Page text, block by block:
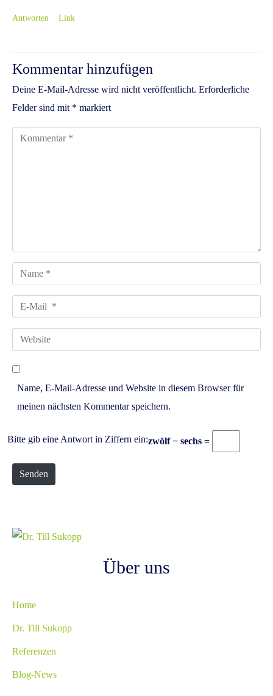
Antworten Link
Kommentar hinzufügen
Deine E-Mail-Adresse wird nicht veröffentlicht. Erforderliche
Felder sind mit * markiert
a
r
*
a
-
i
W
e
b
e
Name, E-Mail-Adresse und Website in diesem Browser für
meinen nächsten Kommentar speichern.
Bitte gib eine Antwort in Ziffern ein:zwölf − sechs =
Senden
Über uns
Home
Dr. Till Sukopp
Referenzen
Blog-News